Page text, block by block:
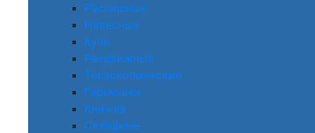
Распашные
Навесные
Купе
Раздвижные
Телескопические
Гармошка
Книжка
Складные